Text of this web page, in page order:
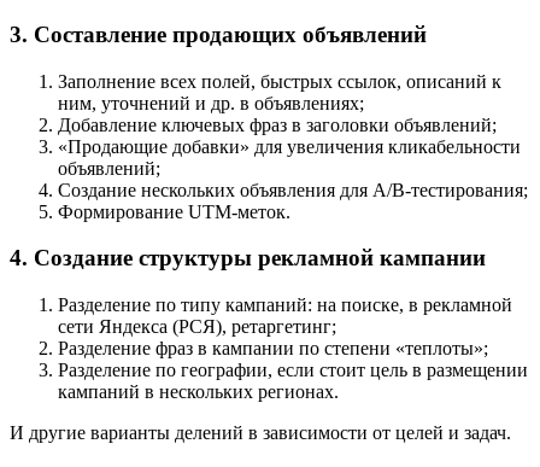
3. Составление продающих объявлений
Заполнение всех полей, быстрых ссылок, описаний к
ним, уточнений и др. в объявлениях;
Добавление ключевых фраз в заголовки объявлений;
«Продающие добавки» для увеличения кликабельности
объявлений;
Создание нескольких объявления для A/B-тестирования;
Формирование UTM-меток.
4. Создание структуры рекламной кампании
Разделение по типу кампаний: на поиске, в рекламной
сети Яндекса (РСЯ), ретаргетинг;
Разделение фраз в кампании по степени «теплоты»;
Разделение по географии, если стоит цель в размещении
кампаний в нескольких регионах.
И другие варианты делений в зависимости от целей и задач.